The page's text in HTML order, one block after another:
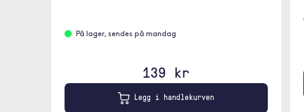
På lager, sendes på mandag
139 kr
Legg i handlekurven